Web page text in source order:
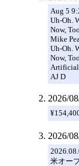
Aug 5
Uh-Oh.
Now,
Mike
Uh-Oh.
Now,
Artificial
AJ D
2026/
2026/
米オー